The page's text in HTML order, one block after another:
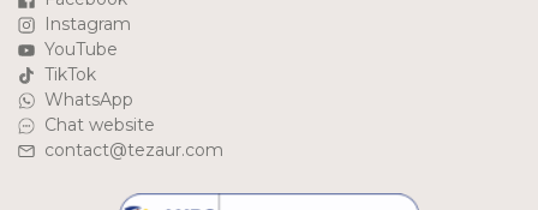
Instagram
YouTube
TikTok
WhatsApp
Chat website
contact@tezaur.com